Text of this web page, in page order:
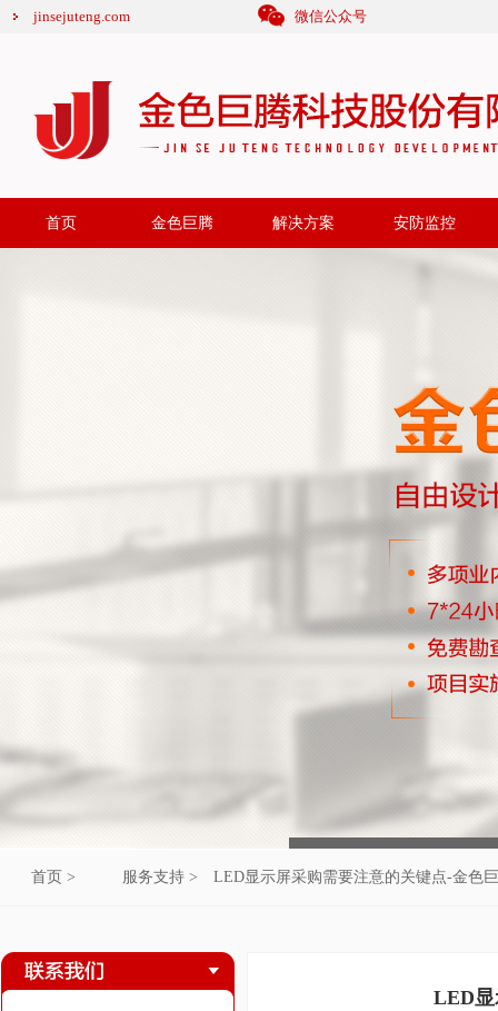
jinsejuteng.com 微信公众号
首页 金色巨腾 解决方案 安防监控
首页 > 服务支持 > LED显示屏采购需要注意的关键点-金色
LED